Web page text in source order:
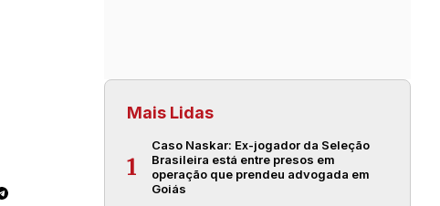
Mais Lidas
1
Caso Naskar: Ex-jogador da Seleção
Brasileira está entre presos em
operação que prendeu advogada em
Goiás